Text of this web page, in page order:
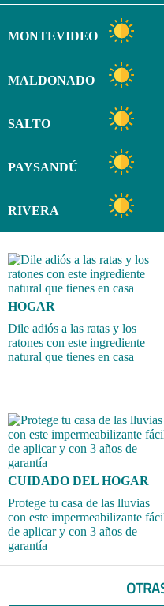
MONTEVIDEO
MALDONADO
SALTO
PAYSANDÚ
RIVERA
HOGAR
Dile adiós a las ratas y los
ratones con este ingrediente
natural que tienes en casa
CUIDADO DEL HOGAR
Protege tu casa de las lluvias
con este impermeabilizante
de aplicar y con 3 años de
garantía